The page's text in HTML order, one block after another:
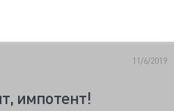
11/6/2019
импотент!